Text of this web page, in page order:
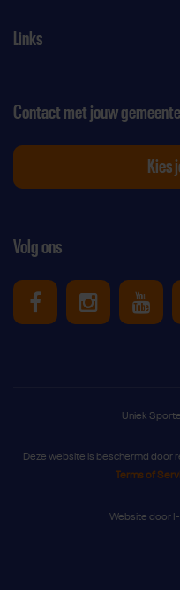
Links
Volg ons
Uniek Sporten
Uniek
Contact met jouw
Kies
Uniek
Deze website is beschermd door
Terms of
Website door